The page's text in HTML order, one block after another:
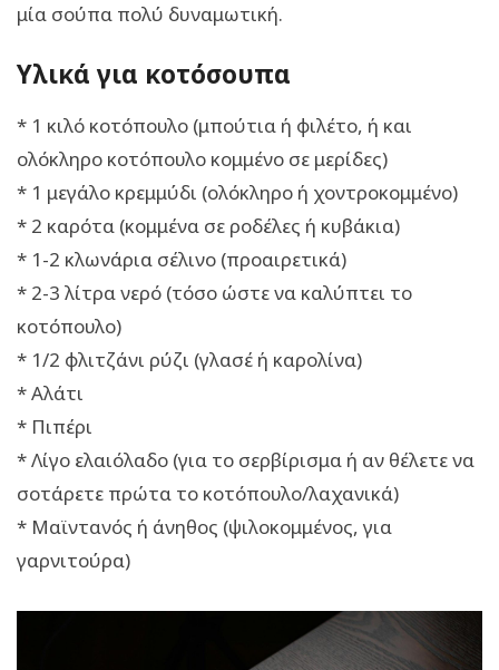
μία σούπα πολύ δυναμωτική.
Υλικά για κοτόσουπα
* 1 κιλό κοτόπουλο (μπούτια ή φιλέτο, ή και
ολόκληρο κοτόπουλο κομμένο σε μερίδες)
* 1 μεγάλο κρεμμύδι (ολόκληρο ή χοντροκομμένο)
* 2 καρότα (κομμένα σε ροδέλες ή κυβάκια)
* 1-2 κλωνάρια σέλινο (προαιρετικά)
* 2-3 λίτρα νερό (τόσο ώστε να καλύπτει το
κοτόπουλο)
* 1/2 φλιτζάνι ρύζι (γλασέ ή καρολίνα)
* Αλάτι
* Πιπέρι
* Λίγο ελαιόλαδο (για το σερβίρισμα ή αν θέλετε να
σοτάρετε πρώτα το κοτόπουλο/λαχανικά)
* Μαϊντανός ή άνηθος (ψιλοκομμένος, για
γαρνιτούρα)